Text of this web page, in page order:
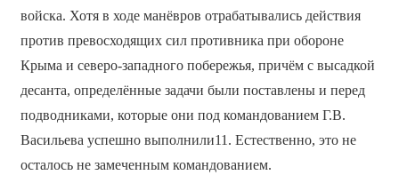
войска. Хотя в ходе манёвров отрабатывались действия
против превосходящих сил противника при обороне
Крыма и северо-западного побережья, причём с высадкой
десанта, определённые задачи были поставлены и перед
подводниками, которые они под командованием Г.В.
Васильева успешно выполнили11. Естественно, это не
осталось не замеченным командованием.